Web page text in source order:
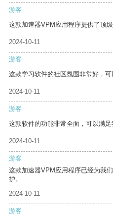
游客
这款加速器VPM应用程序提供了顶
2024-10-11
游客
这款学习软件的社区氛围非常好，可
2024-10-11
游客
这款软件的功能非常全面，可以满足
2024-10-11
游客
这款加速器VPM应用程序已经为我
护。
2024-10-11
游客